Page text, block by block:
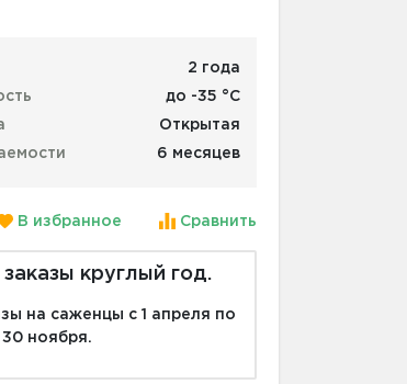
2 года
до -35 °С
Открытая
6 месяцев
В избранное Сравнить
круглый год.
на саженцы с 1 апреля по
30 ноября.